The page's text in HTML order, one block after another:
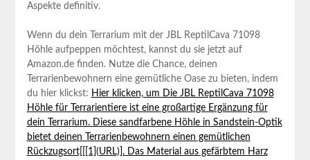
Aspekte definitiv.
Wenn du dein Terrarium mit der JBL ReptilCava 71098
Höhle aufpeppen möchtest, kannst du sie jetzt auf
Amazon.de finden. Nutze die Chance, deinen
Terrarienbewohnern eine gemütliche Oase zu bieten, indem
du hier klickst: Hier klicken, um Die JBL ReptilCava 71098
Höhle für Terrarientiere ist eine großartige Ergänzung für
dein Terrarium. Diese sandfarbene Höhle in Sandstein-Optik
bietet deinen Terrarienbewohnern einen gemütlichen
Rückzugsort[[[1](URL)]. Das Material aus gefärbtem Harz